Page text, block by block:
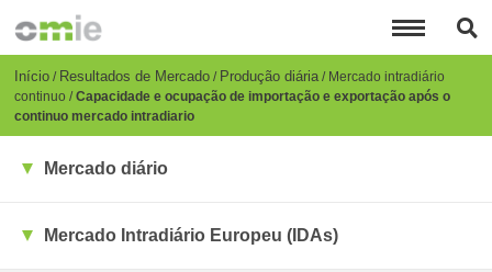
para
conteúdo
principal
Breadcrumb
Início Resultados de Mercado Produção diária Mercado intradiário
continuo Capacidade e ocupação de importação e exportação após o
continuo mercado intradiario
Mercado diário
Mercado Intradiário Europeu (IDAs)